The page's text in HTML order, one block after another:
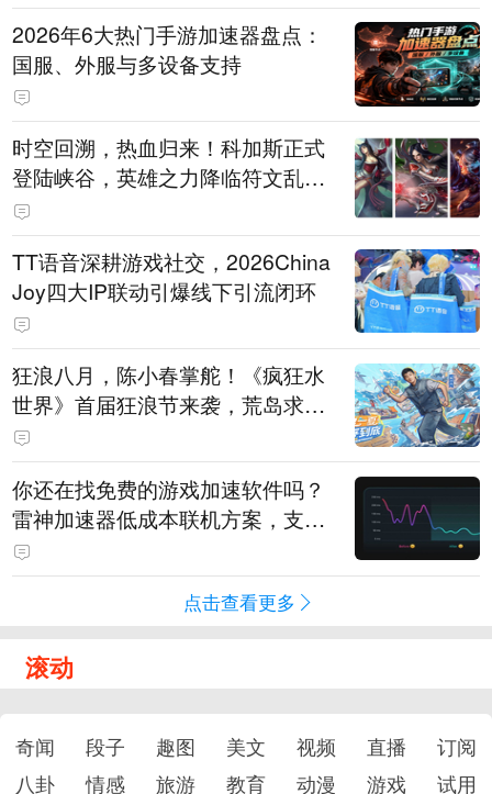
2026年6大热门手游加速器盘点：
国服、外服与多设备支持
时空回溯，热血归来！科加斯正式
登陆峡谷，英雄之力降临符文乱
斗！
TT语音深耕游戏社交，2026China
Joy四大IP联动引爆线下引流闭环
狂浪八月，陈小春掌舵！《疯狂水
世界》首届狂浪节来袭，荒岛求生
直播即将开启
你还在找免费的游戏加速软件吗？
雷神加速器低成本联机方案，支持
免费试用
点击查看更多
滚动
奇闻 段子 趣图 美文 视频 直播
订阅
八卦
情感 旅游 教育 动漫 游戏 试用